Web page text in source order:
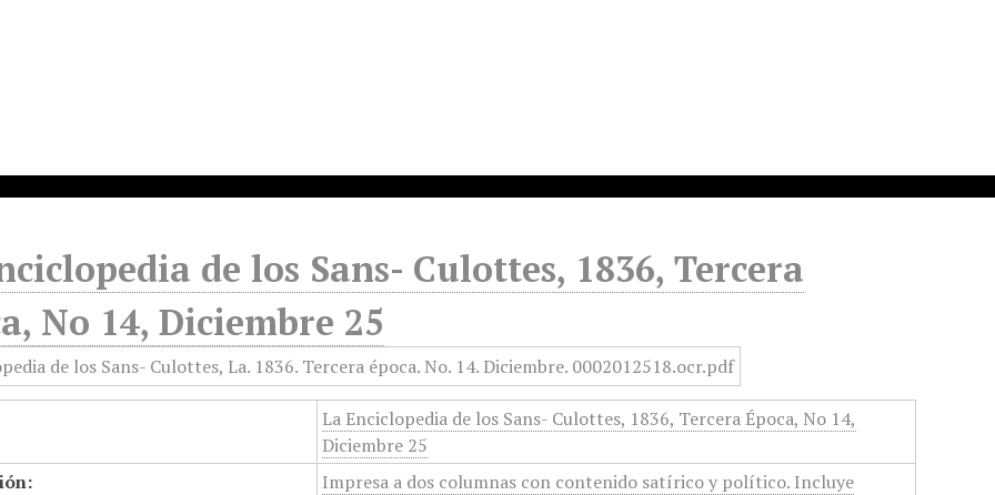
de los Sans- Culottes, 1836, Tercera
No 14, Diciembre 25
La Enciclopedia de los Sans- Culottes, 1836, Tercera Época, No 14,
Diciembre 25
Impresa a dos columnas con contenido satírico y político. Incluye